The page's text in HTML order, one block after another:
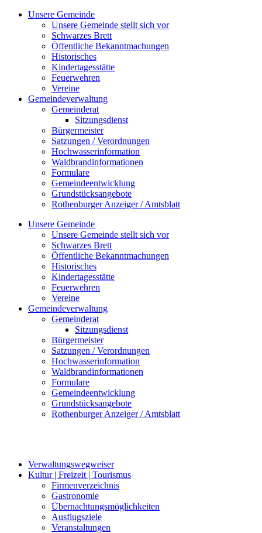
Zum
Unsere Gemeinde
Unsere Gemeinde stellt sich vor
Schwarzes Brett
Öffentliche Bekanntmachungen
Historisches
Kindertagesstätte
Feuerwehren
Vereine
Gemeindeverwaltung
Gemeinderat
Sitzungsdienst
Bürgermeister
Satzungen / Verordnungen
Hochwasserinformation
Waldbrandinformationen
Formulare
Gemeindeentwicklung
Grundstücksangebote
Rothenburger Anzeiger / Amtsblatt
Unsere Gemeinde
Unsere Gemeinde stellt sich vor
Schwarzes Brett
Öffentliche Bekanntmachungen
Historisches
Kindertagesstätte
Feuerwehren
Vereine
Gemeindeverwaltung
Gemeinderat
Sitzungsdienst
Bürgermeister
Satzungen / Verordnungen
Hochwasserinformation
Waldbrandinformationen
Formulare
Gemeindeentwicklung
Grundstücksangebote
Rothenburger Anzeiger / Amtsblatt
Verwaltungswegweiser
Kultur | Freizeit | Tourismus
Firmenverzeichnis
Gastronomie
Übernachtungsmöglichkeiten
Ausflugsziele
Veranstaltungen